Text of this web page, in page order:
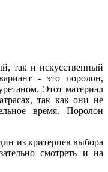
так и искусственный
- это поролон,
Этот материал
так как они не
время. Поролон
из критериев выбора
смотреть и на